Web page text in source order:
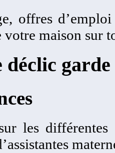
offres
maison sur
les